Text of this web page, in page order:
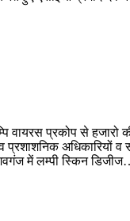
प्रकोप से
में लम्पी स्किन